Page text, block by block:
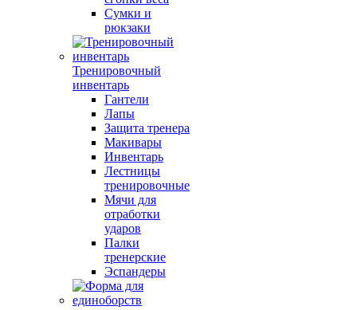
Сумки и
рюкзаки
Тренировочный
инвентарь
Гантели
Лапы
Защита тренера
Макивары
Инвентарь
Лестницы
тренировочные
Мячи для
отработки
ударов
Палки
тренерские
Эспандеры